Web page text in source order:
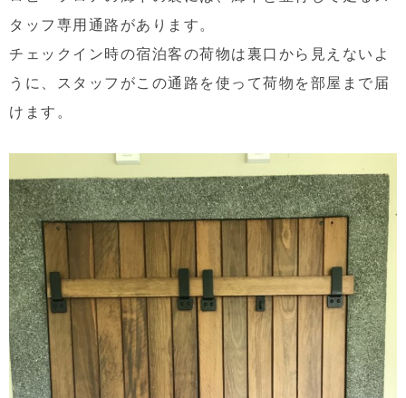
タッフ専用通路があります。
チェックイン時の宿泊客の荷物は裏口から見えないよ
うに、スタッフがこの通路を使って荷物を部屋まで届
けます。